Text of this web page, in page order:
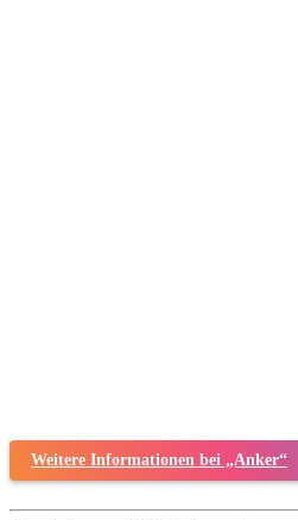
Weitere Informationen bei „Anker“